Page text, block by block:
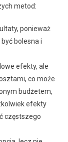
metod:
ponieważ
bolesna i
efekty, ale
co może
budżetem,
efekty
częstszego